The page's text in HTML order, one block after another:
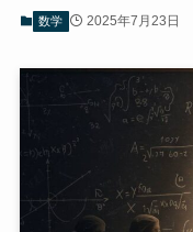
数学 2025年7月23日